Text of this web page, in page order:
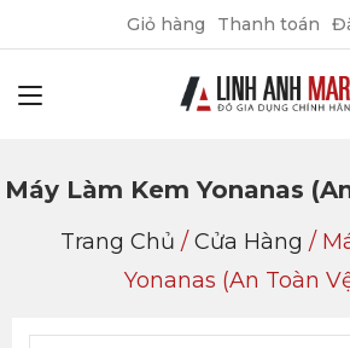
Giỏ hàng Thanh toán
Máy Làm Kem Yonanas
Trang Chủ / Cửa Hàng /
Yonanas (an Toàn